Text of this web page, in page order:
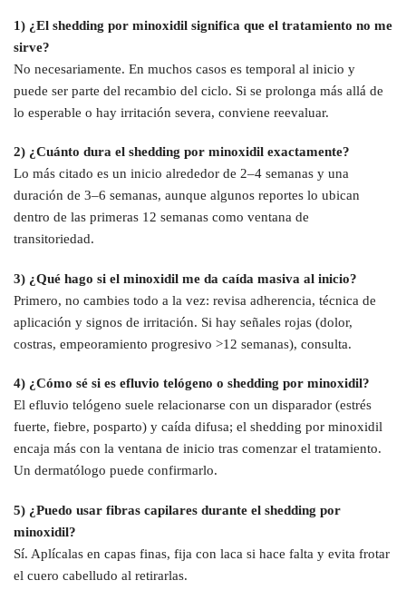
1) ¿El shedding por minoxidil significa que el tratamiento no me
sirve?
No necesariamente. En muchos casos es temporal al inicio y
puede ser parte del recambio del ciclo. Si se prolonga más allá de
lo esperable o hay irritación severa, conviene reevaluar.
2) ¿Cuánto dura el shedding por minoxidil exactamente?
Lo más citado es un inicio alrededor de 2–4 semanas y una
duración de 3–6 semanas, aunque algunos reportes lo ubican
dentro de las primeras 12 semanas como ventana de
transitoriedad.
3) ¿Qué hago si el minoxidil me da caída masiva al inicio?
Primero, no cambies todo a la vez: revisa adherencia, técnica de
aplicación y signos de irritación. Si hay señales rojas (dolor,
costras, empeoramiento progresivo >12 semanas), consulta.
4) ¿Cómo sé si es efluvio telógeno o shedding por minoxidil?
El efluvio telógeno suele relacionarse con un disparador (estrés
fuerte, fiebre, posparto) y caída difusa; el shedding por minoxidil
encaja más con la ventana de inicio tras comenzar el tratamiento.
Un dermatólogo puede confirmarlo.
5) ¿Puedo usar fibras capilares durante el shedding por
minoxidil?
Sí. Aplícalas en capas finas, fija con laca si hace falta y evita frotar
el cuero cabelludo al retirarlas.